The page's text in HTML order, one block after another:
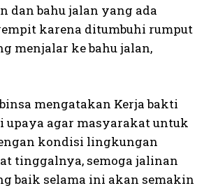
dan bahu jalan yang ada
karena ditumbuhi rumput
menjalar ke bahu jalan,
mengatakan Kerja bakti
upaya agar masyarakat untuk
kondisi lingkungan
tinggalnya, semoga jalinan
baik selama ini akan semakin